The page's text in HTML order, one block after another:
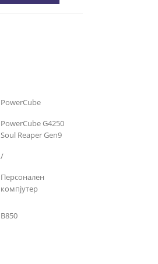
PowerCube
PowerCube G4250
Soul Reaper Gen9
/
Персонален
компјутер
B850